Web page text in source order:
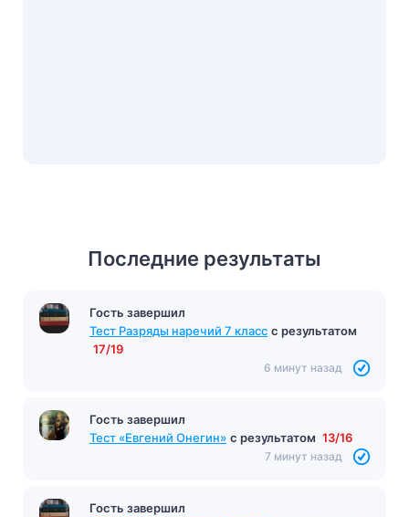
Последние результаты
Гость завершил
Тест Разряды наречий 7 класс с результатом
17/19
6 минут назад
Гость завершил
Тест «Евгений Онегин» с результатом 13/16
7 минут назад
Гость завершил